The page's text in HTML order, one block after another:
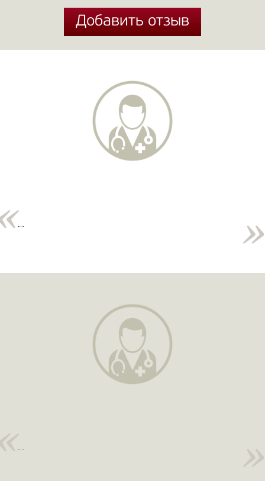
Добавить отзыв
Добавить отзыв